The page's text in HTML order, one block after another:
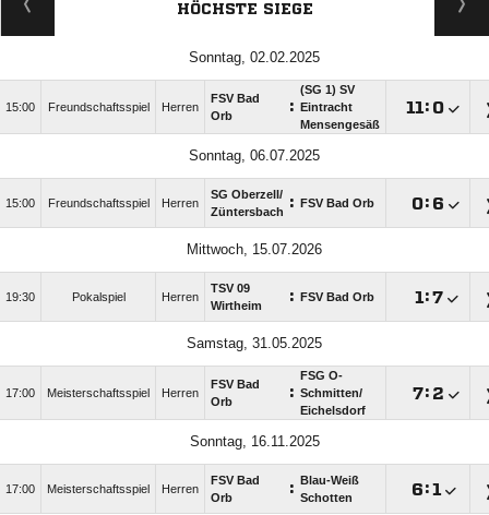
HÖCHSTE SIEGE
Sonntag, 02.02.2025
15:00 Freundschaftsspiel Herren
FSV Bad
Orb
:
(SG 1) SV
Eintracht
Mensengesäß
: 
Sonntag, 06.07.2025
15:00 Freundschaftsspiel Herren
SG Oberzell/​
Züntersbach : FSV Bad Orb : 
Mittwoch, 15.07.2026
19:30 Pokalspiel Herren
TSV 09
Wirtheim
: FSV Bad Orb :
Samstag, 31.05.2025
17:00 Meisterschaftsspiel Herren
FSV Bad
Orb
:
FSG O-
Schmitten/​
Eichelsdorf
: 
Sonntag, 16.11.2025
17:00 Meisterschaftsspiel Herren
FSV Bad
Orb
:
Blau-Weiß
Schotten
: